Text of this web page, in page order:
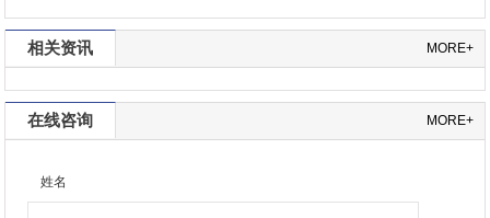
MORE+
相关资讯
MORE+
在线咨询
姓名